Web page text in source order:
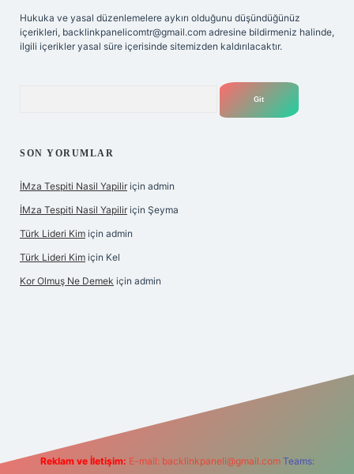
Hukuka ve yasal düzenlemelere aykırı olduğunu düşündüğünüz
içerikleri, backlinkpanelicomtr@gmail.com adresine bildirmeniz halinde,
ilgili içerikler yasal süre içerisinde sitemizden kaldırılacaktır.
SON YORUMLAR
İMza Tespiti Nasil Yapilir için admin
İMza Tespiti Nasil Yapilir için Şeyma
Türk Lideri Kim için admin
Türk Lideri Kim için Kel
Kor Olmuş Ne Demek için admin
Reklam ve İletişim: E-mail: backlinkpaneli@gmail.com Teams: